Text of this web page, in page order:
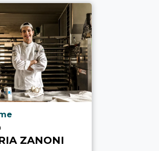
di interesse
ZANONI